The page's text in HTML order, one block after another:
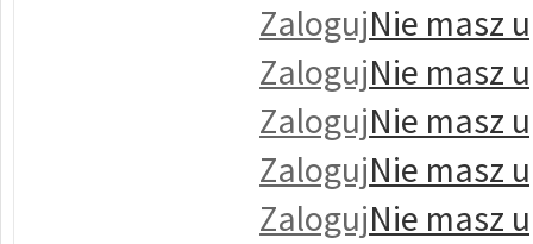
ZalogujNie masz
ZalogujNie masz
ZalogujNie masz
ZalogujNie masz
ZalogujNie masz